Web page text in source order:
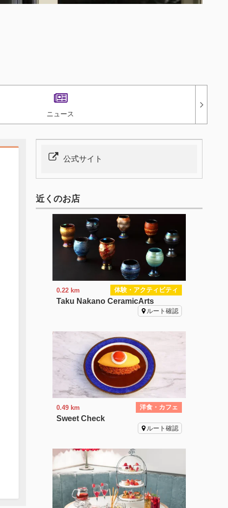
ニュース
公式サイト
近くのお店
0.22 km 体験・アクティビティ
Taku Nakano CeramicArts
ルート確認
0.49 km 洋食・カフェ
Sweet Check
ルート確認